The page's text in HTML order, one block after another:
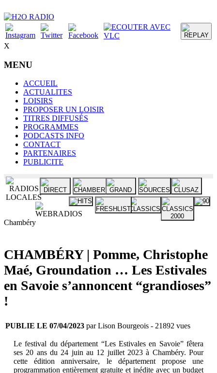
X
MENU
ACCUEIL
ACTUALITES
LOISIRS
PROPOSER UN LOISIR
TITRES DIFFUSÉS
PROGRAMMES
PODCASTS INFO
CONTACT
PARTENAIRES
PUBLICITE
Chambéry
CHAMBÉRY | Pomme, Christophe
Maé, Groundation … Les Estivales
en Savoie s’annoncent “grandioses”
!
PUBLIE LE 07/04/2023 par Lison Bourgeois - 21892 vues
Le festival du département “Les Estivales en Savoie” fêtera
ses 20 ans du 24 juin au 12 juillet 2023 à Chambéry. Pour
cette édition anniversaire, le département propose une
programmation entièrement gratuite et inédite avec un budget